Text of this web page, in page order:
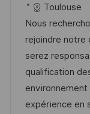
c
a
t
i
o
n
o
b
I
d
Toulouse
Nous
rejoindre notre
serez
qualification
environnement
expérience en